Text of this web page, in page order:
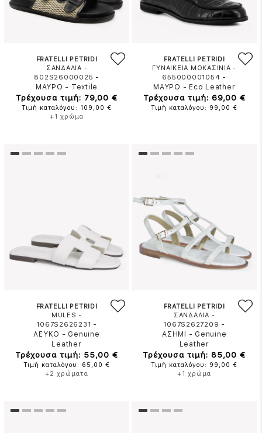
FRATELLI PETRIDI
ΣΑΝΔΑΛΙΑ -
802S26000025 -
ΜΑΥΡΟ - Textile
Τρέχουσα τιμή: 79,00 €
Τιμή καταλόγου: 109,00 €
+1 χρώμα
FRATELLI PETRIDI
ΓΥΝΑΙΚΕΙΑ ΜΟΚΑΣΙΝΙΑ -
655000001054 -
ΜΑΥΡΟ - Eco Leather
Τρέχουσα τιμή: 69,00 €
Τιμή καταλόγου: 99,00 €
FRATELLI PETRIDI
MULES -
1067S2626231 -
ΛΕΥΚΟ - Genuine
Leather
Τρέχουσα τιμή: 55,00 €
Τιμή καταλόγου: 65,00 €
+2 χρώματα
FRATELLI PETRIDI
ΣΑΝΔΑΛΙΑ -
1067S2627209 -
ΑΣΗΜΙ
- Genuine
Leather
Τρέχουσα τιμή: 85,00 €
Τιμή καταλόγου: 99,00 €
+1 χρώμα